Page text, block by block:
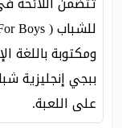
ومكتوبة باللغة
ببجي إنجليزية
على اللعبة.